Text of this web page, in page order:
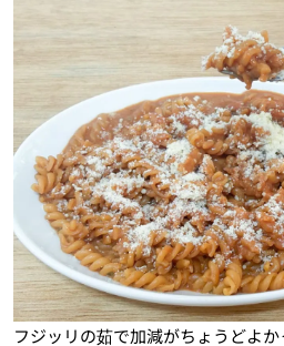
フジッリの茹で加減がちょうどよ